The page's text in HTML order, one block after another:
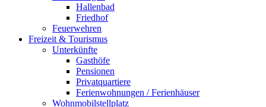
Hallenbad
Friedhof
Feuerwehren
Freizeit & Tourismus
Unterkünfte
Gasthöfe
Pensionen
Privatquartiere
Ferienwohnungen / Ferienhäuser
Wohnmobilstellplatz